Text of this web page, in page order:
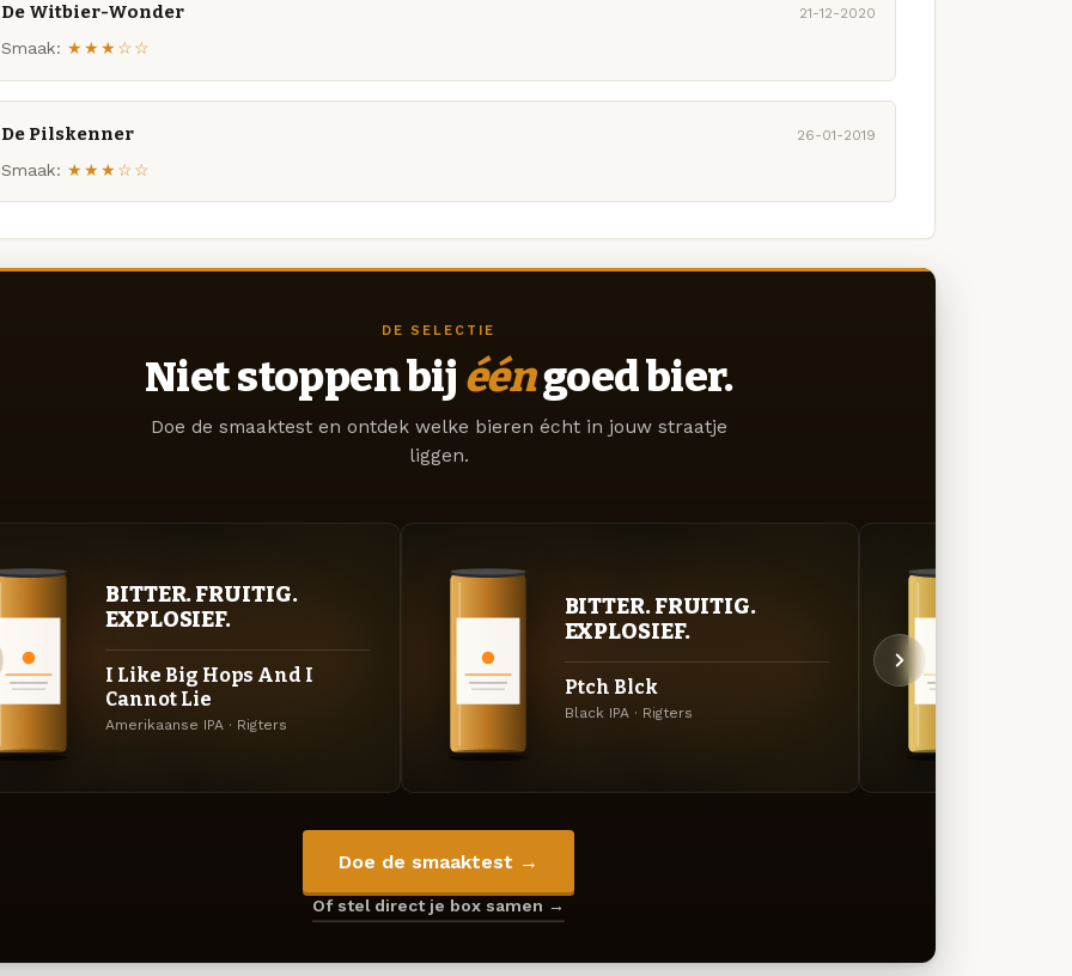
De Witbier-Wonder 21-12-2020
Smaak: ★★★☆☆
De Pilskenner 26-01-2019
Smaak: ★★★☆☆
DE SELECTIE
Niet stoppen bij ééngoed bier.
Doe de smaaktest en ontdek welke bieren écht in jouw straatje
liggen.
BITTER. FRUITIG.
EXPLOSIEF.
I Like Big Hops And I
Cannot Lie
Amerikaanse IPA · Rigters
BITTER. FRUITIG.
EXPLOSIEF.
Ptch Blck
Black IPA · Rigters
Doe de smaaktest →
Of stel direct je box samen →